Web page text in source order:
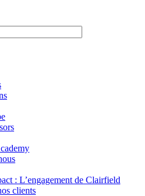
: L’engagement de Clairfield
clients